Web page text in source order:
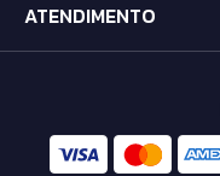
ATENDIMENTO